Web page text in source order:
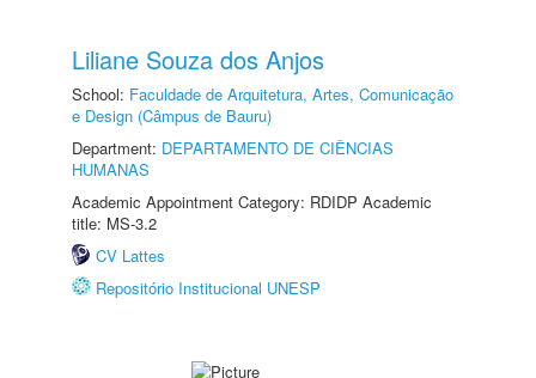
Liliane Souza dos Anjos
School: Faculdade de Arquitetura, Artes, Comunicação
e Design (Câmpus de Bauru)
Department: DEPARTAMENTO DE CIÊNCIAS
HUMANAS
Academic Appointment Category: RDIDP Academic
title: MS-3.2
CV Lattes
Repositório Institucional UNESP